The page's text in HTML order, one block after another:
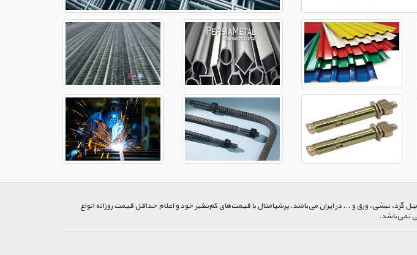
نبشی، ورق و ... در ایران می‌باشد. پرشیامتال با قیمت‌های کم‌نظیر خود و اعلام حداقل قیمت روزانه انواع
نمی‌باشد.